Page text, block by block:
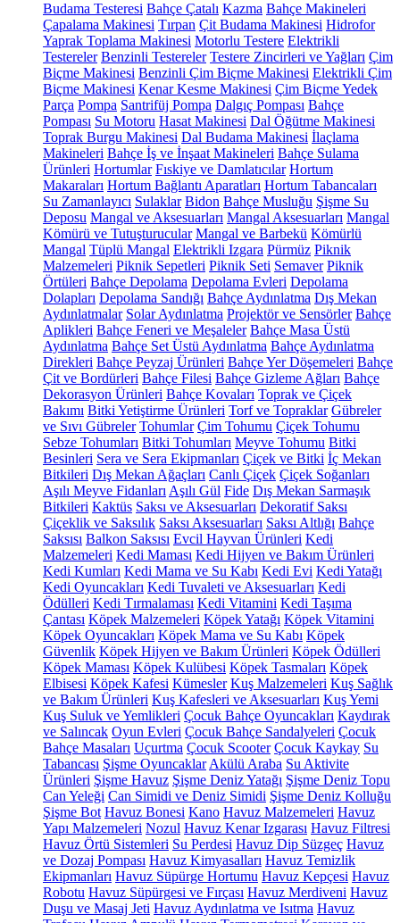
Budama Testeresi Bahçe Çatalı Kazma Bahçe Makineleri
Çapalama Makinesi Tırpan Çit Budama Makinesi Hidrofor
Yaprak Toplama Makinesi Motorlu Testere Elektrikli
Testereler Benzinli Testereler Testere Zincirleri ve Yağları Çim
Biçme Makinesi Benzinli Çim Biçme Makinesi Elektrikli Çim
Biçme Makinesi Kenar Kesme Makinesi Çim Biçme Yedek
Parça Pompa Santrifüj Pompa Dalgıç Pompası Bahçe
Pompası Su Motoru Hasat Makinesi Dal Öğütme Makinesi
Toprak Burgu Makinesi Dal Budama Makinesi İlaçlama
Makineleri Bahçe İş ve İnşaat Makineleri Bahçe Sulama
Ürünleri Hortumlar Fıskiye ve Damlatıcılar Hortum
Makaraları Hortum Bağlantı Aparatları Hortum Tabancaları
Su Zamanlayıcı Sulaklar Bidon Bahçe Musluğu Şişme Su
Deposu Mangal ve Aksesuarları Mangal Aksesuarları Mangal
Kömürü ve Tutuşturucular Mangal ve Barbekü Kömürlü
Mangal Tüplü Mangal Elektrikli Izgara Pürmüz Piknik
Malzemeleri Piknik Sepetleri Piknik Seti Semaver Piknik
Örtüleri Bahçe Depolama Depolama Evleri Depolama
Dolapları Depolama Sandığı Bahçe Aydınlatma Dış Mekan
Aydınlatmalar Solar Aydınlatma Projektör ve Sensörler Bahçe
Aplikleri Bahçe Feneri ve Meşaleler Bahçe Masa Üstü
Aydınlatma Bahçe Set Üstü Aydınlatma Bahçe Aydınlatma
Direkleri Bahçe Peyzaj Ürünleri Bahçe Yer Döşemeleri Bahçe
Çit ve Bordürleri Bahçe Filesi Bahçe Gizleme Ağları Bahçe
Dekorasyon Ürünleri Bahçe Kovaları Toprak ve Çiçek
Bakımı Bitki Yetiştirme Ürünleri Torf ve Topraklar Gübreler
ve Sıvı Gübreler Tohumlar Çim Tohumu Çiçek Tohumu
Sebze Tohumları Bitki Tohumları Meyve Tohumu Bitki
Besinleri Sera ve Sera Ekipmanları Çiçek ve Bitki İç Mekan
Bitkileri Dış Mekan Ağaçları Canlı Çiçek Çiçek Soğanları
Aşılı Meyve Fidanları Aşılı Gül Fide Dış Mekan Sarmaşık
Bitkileri Kaktüs Saksı ve Aksesuarları Dekoratif Saksı
Çiçeklik ve Saksılık Saksı Aksesuarları Saksı Altlığı Bahçe
Saksısı Balkon Saksısı Evcil Hayvan Ürünleri Kedi
Malzemeleri Kedi Maması Kedi Hijyen ve Bakım Ürünleri
Kedi Kumları Kedi Mama ve Su Kabı Kedi Evi Kedi Yatağı
Kedi Oyuncakları Kedi Tuvaleti ve Aksesuarları Kedi
Ödülleri Kedi Tırmalaması Kedi Vitamini Kedi Taşıma
Çantası Köpek Malzemeleri Köpek Yatağı Köpek Vitamini
Köpek Oyuncakları Köpek Mama ve Su Kabı Köpek
Güvenlik Köpek Hijyen ve Bakım Ürünleri Köpek Ödülleri
Köpek Maması Köpek Kulübesi Köpek Tasmaları Köpek
Elbisesi Köpek Kafesi Kümesler Kuş Malzemeleri Kuş Sağlık
ve Bakım Ürünleri Kuş Kafesleri ve Aksesuarları Kuş Yemi
Kuş Suluk ve Yemlikleri Çocuk Bahçe Oyuncakları Kaydırak
ve Salıncak Oyun Evleri Çocuk Bahçe Sandalyeleri Çocuk
Bahçe Masaları Uçurtma Çocuk Scooter Çocuk Kaykay Su
Tabancası Şişme Oyuncaklar Akülü Araba Su Aktivite
Ürünleri Şişme Havuz Şişme Deniz Yatağı Şişme Deniz Topu
Can Yeleği Can Simidi ve Deniz Simidi Şişme Deniz Kolluğu
Şişme Bot Havuz Bonesi Kano Havuz Malzemeleri Havuz
Yapı Malzemeleri Nozul Havuz Kenar Izgarası Havuz Filtresi
Havuz Örtü Sistemleri Su Perdesi Havuz Dip Süzgeç Havuz
ve Dozaj Pompası Havuz Kimyasalları Havuz Temizlik
Ekipmanları Havuz Süpürge Hortumu Havuz Kepçesi Havuz
Robotu Havuz Süpürgesi ve Fırçası Havuz Merdiveni Havuz
Duşu ve Masaj Jeti Havuz Aydınlatma ve Isıtma Havuz